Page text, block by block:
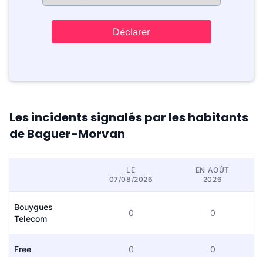
Déclarer
Les incidents signalés par les habitants
de Baguer-Morvan
LE
07/08/2026
EN AOÛT
2026
Bouygues
Telecom
0 0
Free 0 0